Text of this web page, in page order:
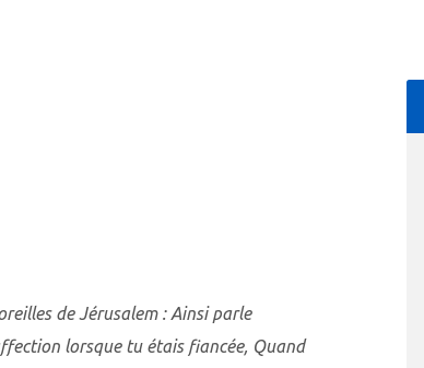
de Jérusalem : Ainsi parle
lorsque tu étais fiancée, Quand